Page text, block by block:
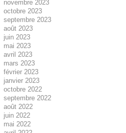
novembre 2023
octobre 2023
septembre 2023
août 2023
juin 2023
mai 2023
avril 2023
mars 2023
février 2023
janvier 2023
octobre 2022
septembre 2022
août 2022
juin 2022
mai 2022